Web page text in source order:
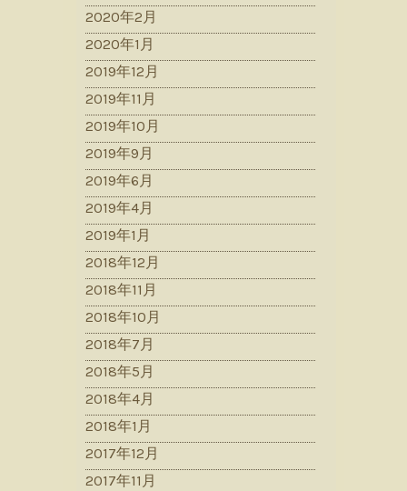
2020年2月
2020年1月
2019年12月
2019年11月
2019年10月
2019年9月
2019年6月
2019年4月
2019年1月
2018年12月
2018年11月
2018年10月
2018年7月
2018年5月
2018年4月
2018年1月
2017年12月
2017年11月